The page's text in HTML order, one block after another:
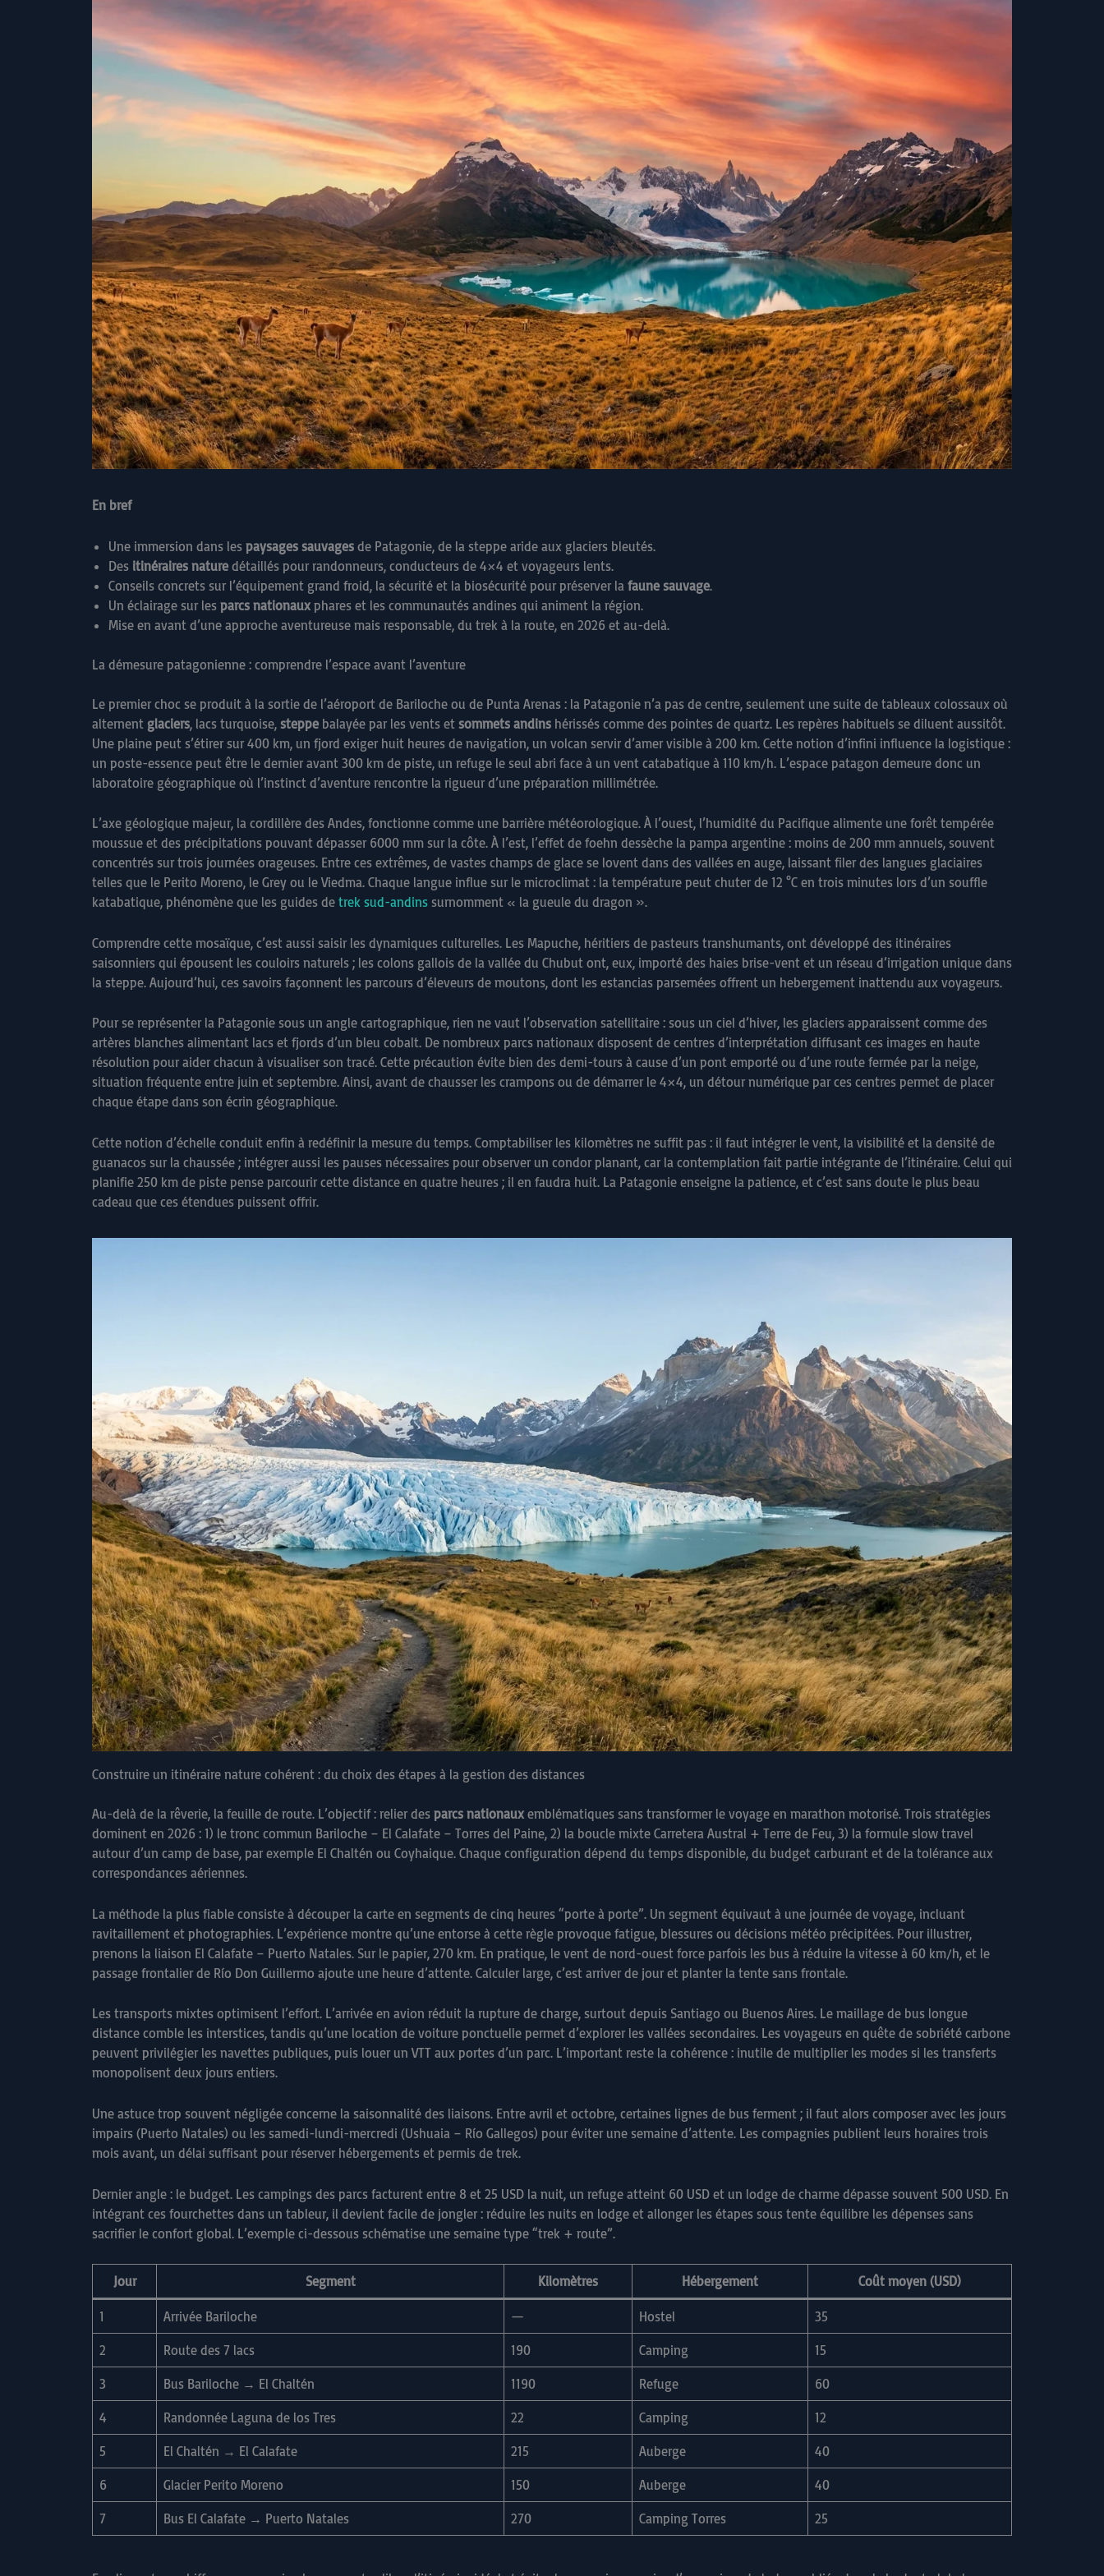
En bref
Une immersion dans les paysages sauvages de Patagonie, de la steppe aride aux glaciers bleutés.
Des itinéraires nature détaillés pour randonneurs, conducteurs de 4×4 et voyageurs lents.
Conseils concrets sur l’équipement grand froid, la sécurité et la biosécurité pour préserver la faune sauvage.
Un éclairage sur les parcs nationaux phares et les communautés andines qui animent la région.
Mise en avant d’une approche aventureuse mais responsable, du trek à la route, en 2026 et au-delà.
La démesure patagonienne : comprendre l’espace avant l’aventure
Le premier choc se produit à la sortie de l’aéroport de Bariloche ou de Punta Arenas : la Patagonie n’a pas de centre, seulement une suite de tableaux colossaux où
alternent glaciers, lacs turquoise, steppe balayée par les vents et sommets andins hérissés comme des pointes de quartz. Les repères habituels se diluent aussitôt.
Une plaine peut s’étirer sur 400 km, un fjord exiger huit heures de navigation, un volcan servir d’amer visible à 200 km. Cette notion d’infini influence la logistique :
un poste-essence peut être le dernier avant 300 km de piste, un refuge le seul abri face à un vent catabatique à 110 km/h. L’espace patagon demeure donc un
laboratoire géographique où l’instinct d’aventure rencontre la rigueur d’une préparation millimétrée.
L’axe géologique majeur, la cordillère des Andes, fonctionne comme une barrière météorologique. À l’ouest, l’humidité du Pacifique alimente une forêt tempérée
moussue et des précipitations pouvant dépasser 6000 mm sur la côte. À l’est, l’effet de foehn dessèche la pampa argentine : moins de 200 mm annuels, souvent
concentrés sur trois journées orageuses. Entre ces extrêmes, de vastes champs de glace se lovent dans des vallées en auge, laissant filer des langues glaciaires
telles que le Perito Moreno, le Grey ou le Viedma. Chaque langue influe sur le microclimat : la température peut chuter de 12 °C en trois minutes lors d’un souffle
katabatique, phénomène que les guides de trek sud-andins surnomment « la gueule du dragon ».
Comprendre cette mosaïque, c’est aussi saisir les dynamiques culturelles. Les Mapuche, héritiers de pasteurs transhumants, ont développé des itinéraires
saisonniers qui épousent les couloirs naturels ; les colons gallois de la vallée du Chubut ont, eux, importé des haies brise-vent et un réseau d’irrigation unique dans
la steppe. Aujourd’hui, ces savoirs façonnent les parcours d’éleveurs de moutons, dont les estancias parsemées offrent un hebergement inattendu aux voyageurs.
Pour se représenter la Patagonie sous un angle cartographique, rien ne vaut l’observation satellitaire : sous un ciel d’hiver, les glaciers apparaissent comme des
artères blanches alimentant lacs et fjords d’un bleu cobalt. De nombreux parcs nationaux disposent de centres d’interprétation diffusant ces images en haute
résolution pour aider chacun à visualiser son tracé. Cette précaution évite bien des demi-tours à cause d’un pont emporté ou d’une route fermée par la neige,
situation fréquente entre juin et septembre. Ainsi, avant de chausser les crampons ou de démarrer le 4×4, un détour numérique par ces centres permet de placer
chaque étape dans son écrin géographique.
Cette notion d’échelle conduit enfin à redéfinir la mesure du temps. Comptabiliser les kilomètres ne suffit pas : il faut intégrer le vent, la visibilité et la densité de
guanacos sur la chaussée ; intégrer aussi les pauses nécessaires pour observer un condor planant, car la contemplation fait partie intégrante de l’itinéraire. Celui qui
planifie 250 km de piste pense parcourir cette distance en quatre heures ; il en faudra huit. La Patagonie enseigne la patience, et c’est sans doute le plus beau
cadeau que ces étendues puissent offrir.
Construire un itinéraire nature cohérent : du choix des étapes à la gestion des distances
Au-delà de la rêverie, la feuille de route. L’objectif : relier des parcs nationaux emblématiques sans transformer le voyage en marathon motorisé. Trois stratégies
dominent en 2026 : 1) le tronc commun Bariloche – El Calafate – Torres del Paine, 2) la boucle mixte Carretera Austral + Terre de Feu, 3) la formule slow travel
autour d’un camp de base, par exemple El Chaltén ou Coyhaique. Chaque configuration dépend du temps disponible, du budget carburant et de la tolérance aux
correspondances aériennes.
La méthode la plus fiable consiste à découper la carte en segments de cinq heures “porte à porte”. Un segment équivaut à une journée de voyage, incluant
ravitaillement et photographies. L’expérience montre qu’une entorse à cette règle provoque fatigue, blessures ou décisions météo précipitées. Pour illustrer,
prenons la liaison El Calafate – Puerto Natales. Sur le papier, 270 km. En pratique, le vent de nord-ouest force parfois les bus à réduire la vitesse à 60 km/h, et le
passage frontalier de Río Don Guillermo ajoute une heure d’attente. Calculer large, c’est arriver de jour et planter la tente sans frontale.
Les transports mixtes optimisent l’effort. L’arrivée en avion réduit la rupture de charge, surtout depuis Santiago ou Buenos Aires. Le maillage de bus longue
distance comble les interstices, tandis qu’une location de voiture ponctuelle permet d’explorer les vallées secondaires. Les voyageurs en quête de sobriété carbone
peuvent privilégier les navettes publiques, puis louer un VTT aux portes d’un parc. L’important reste la cohérence : inutile de multiplier les modes si les transferts
monopolisent deux jours entiers.
Une astuce trop souvent négligée concerne la saisonnalité des liaisons. Entre avril et octobre, certaines lignes de bus ferment ; il faut alors composer avec les jours
impairs (Puerto Natales) ou les samedi-lundi-mercredi (Ushuaia – Río Gallegos) pour éviter une semaine d’attente. Les compagnies publient leurs horaires trois
mois avant, un délai suffisant pour réserver hébergements et permis de trek.
Dernier angle : le budget. Les campings des parcs facturent entre 8 et 25 USD la nuit, un refuge atteint 60 USD et un lodge de charme dépasse souvent 500 USD. En
intégrant ces fourchettes dans un tableur, il devient facile de jongler : réduire les nuits en lodge et allonger les étapes sous tente équilibre les dépenses sans
sacrifier le confort global. L’exemple ci-dessous schématise une semaine type “trek + route”.
Jour Segment Kilomètres Hébergement Coût moyen (USD)
1 Arrivée Bariloche — Hostel 35
2 Route des 7 lacs 190 Camping 15
3 Bus Bariloche → El Chaltén 1190 Refuge 60
4 Randonnée Laguna de los Tres 22 Camping 12
5 El Chaltén → El Calafate 215 Auberge 40
6 Glacier Perito Moreno 150 Auberge 40
7 Bus El Calafate → Puerto Natales 270 Camping Torres 25